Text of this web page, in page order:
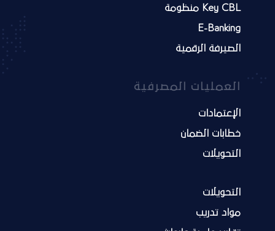
Key CBL منظومة
E-Banking
الصيرفة الرقمية
العمليات المصرفية
الإعتمادات
خطابات الضمان
التحويلات
التحويلات
مواد تدريب